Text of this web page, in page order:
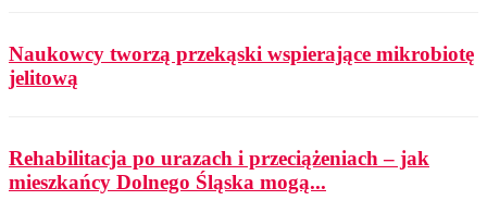
Naukowcy tworzą przekąski wspierające mikrobiotę
jelitową
Rehabilitacja po urazach i przeciążeniach – jak
mieszkańcy Dolnego Śląska mogą...